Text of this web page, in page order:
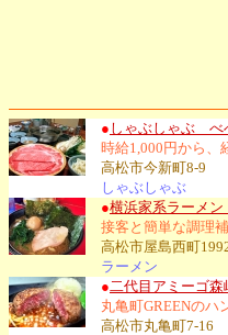
● しゃぶしゃぶ べ
時給1,000円から、
高松市今新町8-9
しゃぶしゃぶ
●横浜家系ラーメ
接客と簡単な調理
高松市屋島西町
ラーメン
● 二代目アミーゴ森
丸亀町GREENの
高松市丸亀町7-16